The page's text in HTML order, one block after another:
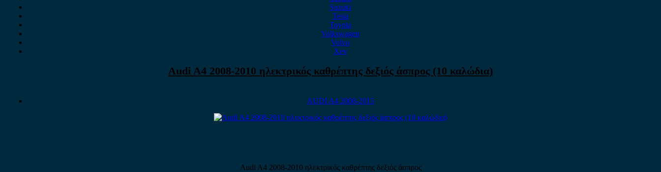
Suzuki
Tesla
Toyota
Volkswagen
Volvo
Xev
Audi A4 2008-2010 ηλεκτρικός καθρέπτης δεξιός άσπρος (10 καλώδια)
AUDI A4 2008-2015
Audi A4 2008-2010 ηλεκτρικός καθρέπτης δεξιός άσπρος